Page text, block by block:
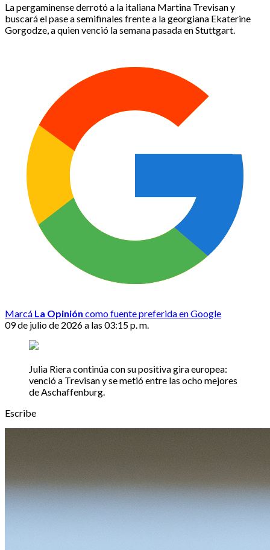
La pergaminense derrotó a la italiana Martina Trevisan y
buscará el pase a semifinales frente a la georgiana Ekaterine
Gorgodze, a quien venció la semana pasada en Stuttgart.
Marcá La Opinión como fuente preferida en Google
09 de julio de 2026 a las 03:15 p. m.
Julia Riera continúa con su positiva gira europea:
venció a Trevisan y se metió entre las ocho mejores
de Aschaffenburg.
Escribe